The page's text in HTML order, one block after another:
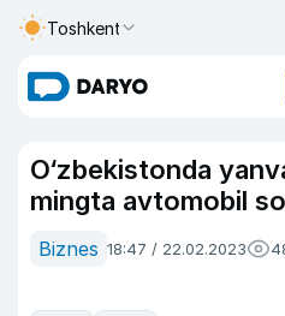
Toshkent
O‘zbekistonda
mingta avtomobil
Biznes 18:47 / 22.02.2023